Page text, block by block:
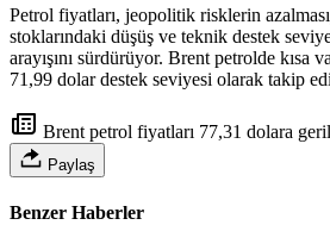
Petrol fiyatları, jeopolitik risklerin
stoklarındaki düşüş ve teknik destek
arayışını sürdürüyor. Brent petrolde kısa
71,99 dolar destek seviyesi olarak takip
Brent petrol fiyatları 77,31 dolara
Paylaş
Benzer Haberler